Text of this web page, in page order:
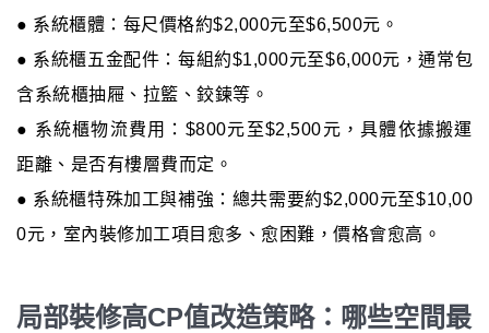
● 系統櫃體：每尺價格約$2,000元至$6,500元。
● 系統櫃五金配件：每組約$1,000元至$6,000元，通常包
含系統櫃抽屜、拉籃、鉸鍊等。
● 系統櫃物流費用：$800元至$2,500元，具體依據搬運
距離、是否有樓層費而定。
● 系統櫃特殊加工與補強：總共需要約$2,000元至$10,00
0元，室內裝修加工項目愈多、愈困難，價格會愈高。
局部裝修高CP值改造策略：哪些空間最